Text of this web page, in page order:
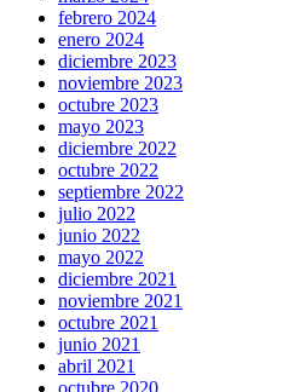
febrero 2024
enero 2024
diciembre 2023
noviembre 2023
octubre 2023
mayo 2023
diciembre 2022
octubre 2022
septiembre 2022
julio 2022
junio 2022
mayo 2022
diciembre 2021
noviembre 2021
octubre 2021
junio 2021
abril 2021
octubre 2020